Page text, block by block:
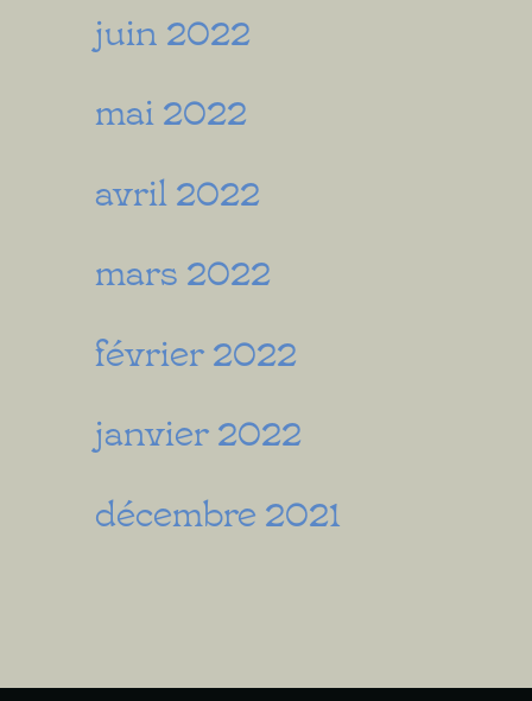
juin 2022
mai 2022
avril 2022
mars 2022
février 2022
janvier 2022
décembre 2021